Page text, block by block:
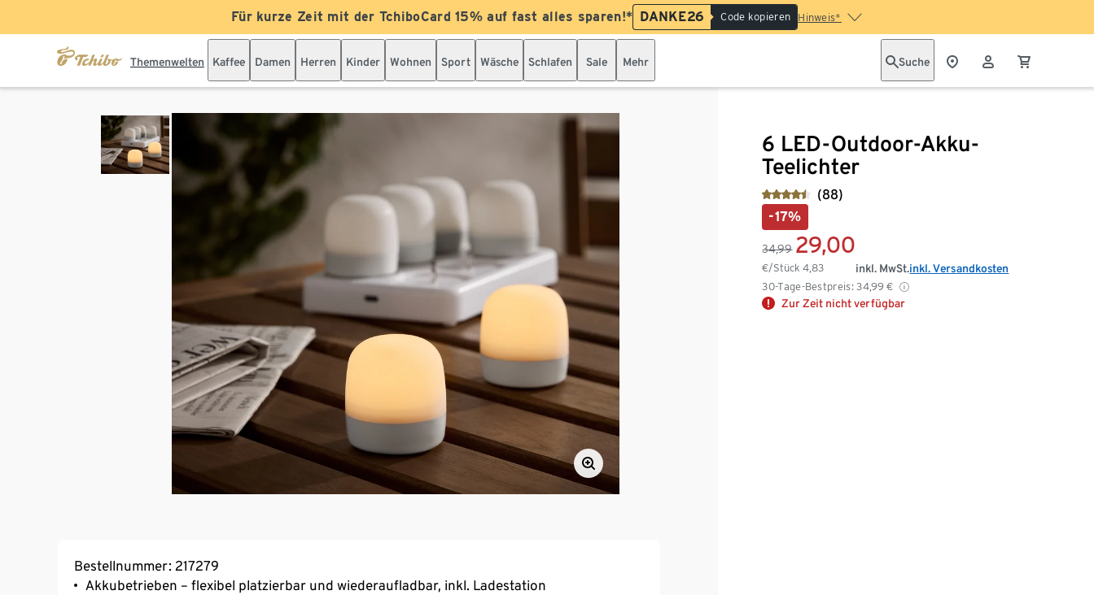
Für kurze Zeit mit der TchiboCard 15% auf fast alles sparen!* DANKE26 Code kopieren Hinweis*
Themenwelten Kaffee Damen Herren Kinder Wohnen Sport Wäsche Schlafen Sale Mehr Suche
6 LED-Outdoor-Akku-
Teelichter
(88)
-17%
34,99 29,00
€/Stück4,83
30-Tage-Bestpreis: 34,99 €
inkl. MwSt.inkl. Versandkosten
Zur Zeit nicht verfügbar
Bestellnummer: 217279
Akkubetrieben – flexibel platzierbar und wiederaufladbar, inkl. Ladestation